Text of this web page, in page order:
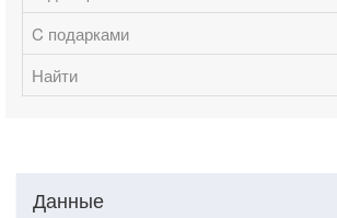
C подарками
Найти
Данные